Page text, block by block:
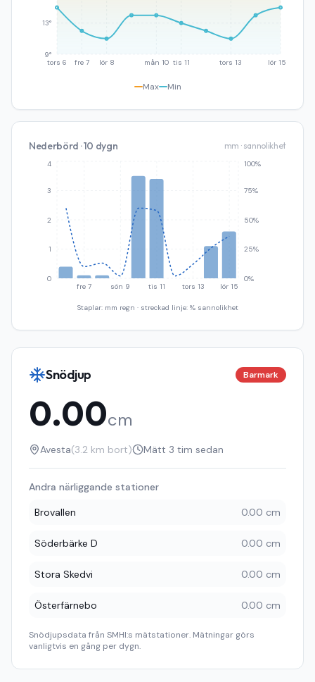
tors 6 fre 7 lör 8 mån 10 tis 11 tors 13 lör 15
9°
13°
Max Min
Nederbörd · 10 dygn mm · sannolikhet
fre 7 sön 9 tis 11 tors 13 lör 15
0
1
2
3
4
0%
25%
50%
75%
100%
Staplar: mm regn · streckad linje: % sannolikhet
Snödjup Barmark
0.00cm
Avesta(3.2 km bort) Mätt 3 tim sedan
Andra närliggande stationer
Brovallen
0.00 cm
Söderbärke D 0.00 cm
Stora Skedvi 0.00 cm
Österfärnebo 0.00 cm
Snödjupsdata från SMHI:s mätstationer. Mätningar görs
vanligtvis en gång per dygn.